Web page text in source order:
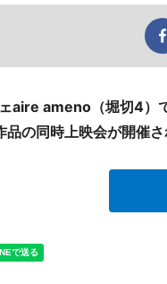
aire ameno（堀切4）
の同時上映会が開催さ